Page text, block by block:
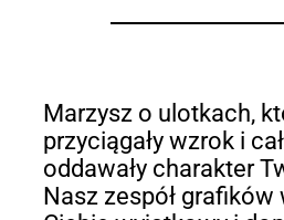
Marzysz o ulotkach,
przyciągały wzrok i
oddawały charakter
Nasz zespół grafików